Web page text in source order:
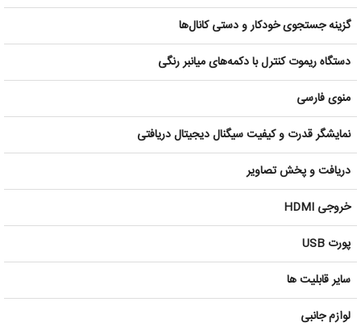
گزینه جستجوی خودکار و دستی کانال‌ها
دستگاه ریموت کنترل با دکمه‌های میانبر رنگی
منوی فارسی
نمایشگر قدرت و کیفیت سیگنال دیجیتال دریافتی
دریافت و پخش تصاویر
خروجی HDMI
پورت USB
سایر قابلیت ها
لوازم جانبی